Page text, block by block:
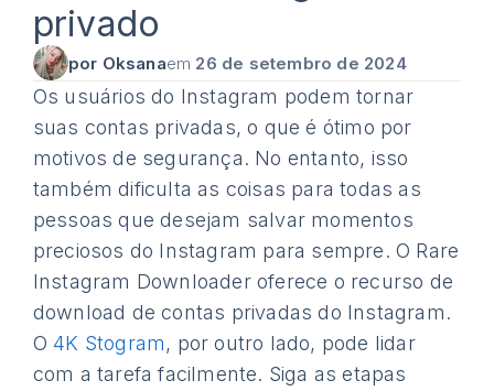
privado
por Oksanaem 26 de setembro de 2024
Os usuários do Instagram podem tornar
suas contas privadas, o que é ótimo por
motivos de segurança. No entanto, isso
também dificulta as coisas para todas as
pessoas que desejam salvar momentos
preciosos do Instagram para sempre. O Rare
Instagram Downloader oferece o recurso de
download de contas privadas do Instagram.
O4K Stogram, por outro lado, pode lidar
com a tarefa facilmente. Siga as etapas